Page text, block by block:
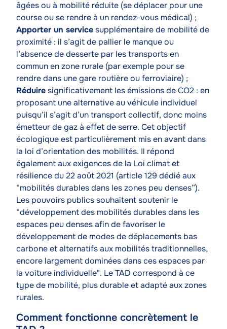
âgées ou à mobilité réduite (se déplacer pour une
course ou se rendre à un rendez-vous médical) ;
Apporter un servicesupplémentaire de mobilité de
proximité : il s’agit de pallier le manque ou
l’absence de desserte par les transports en
commun en zone rurale (par exemple pour se
rendre dans une gare routière ou ferroviaire) ;
Réduiresignificativement les émissions de CO2 : en
proposant une alternative au véhicule individuel
puisqu’il s’agit d’un transport collectif, donc moins
émetteur de gaz à effet de serre. Cet objectif
écologique est particulièrement mis en avant dans
la loi d’orientation des mobilités. Il répond
également aux exigences de la Loi climat et
résilience du 22 août 2021 (article 129 dédié aux
“mobilités durables dans les zones peu denses”).
Les pouvoirs publics souhaitent soutenir le
“développement des mobilités durables dans les
espaces peu denses afin de favoriser le
développement de modes de déplacements bas
carbone et alternatifs aux mobilités traditionnelles,
encore largement dominées dans ces espaces par
la voiture individuelle". Le TAD correspond à ce
type de mobilité, plus durable et adapté aux zones
rurales.
Comment fonctionne concrètement le